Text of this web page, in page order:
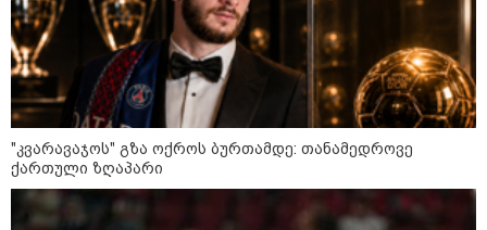
ჯარისკაცებს და სახელმწიფოს
რაიმეს 2008 წლის აგვისტოს ომში
- არანაირი დანაშაული არ
დაბრალებია ქართულ მხარეს
ბაიბა ბრაჟე - საქართველოს
ტერიტორიის 20% კვლავ რუსეთის
ოკუპაციის ქვეშაა, ლატვია ამას
არასდროს აღიარებს და ურყევად
უჭერს მხარს საქართველოს
ელინა ვალტონენი - ფინეთი
"კვარავაჯოს" გზა ოქროს ბურთამდე: თანამედროვე
ქართული ზღაპარი